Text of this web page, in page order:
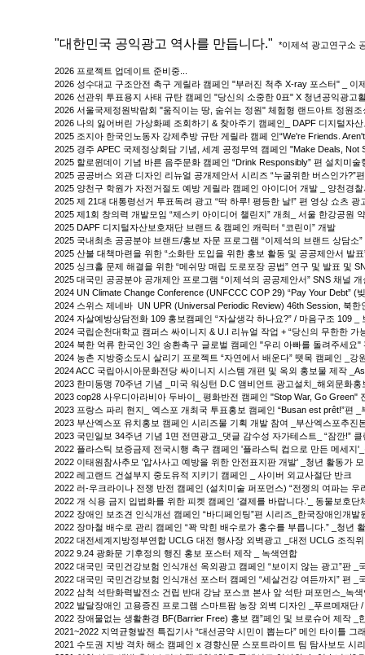
"대한민국 공익광고 역사를 만듭니다." *이제석 광고연구소
2026 프로젝트 업데이트 준비중...
2026 성수대교 구조안전 촉구 게릴라 캠페인 "부러진 척추 X-ray 포스터" _ 이
2026 선관위 투표용지 사태 규탄 캠페인 "당신의 소중한 0표" X 청년공익광고
2026 서울국제정원박람회 "움직이는 땅, 숨쉬는 정원" 체험형 랜드아트 정원
2026 나의 잃어버린 가상화폐 조회하기 & 찾아주기 캠페인_ DAPF 디지털자
2025 조지아 한국인노동자 강제추방 규탄 게릴라 캠페 인“We're Friends.
2025 경주 APEC 국제정상회담 기념, 세계 공정무역 캠페인 "Make Deals, Not
2025 할로윈데이 기념 바른 음주문화 캠페인 “Drink Responsibly” 편 설치미
2025 공공버스 외관 디자인 리뉴얼 공개제안서 시리즈 “누굴위한 버스인가?”
2025 양천구 학원가 자전거절도 예방 게릴라 캠페인 아이디어 개발 _ 양천경
2025 제 21대 대통령선거 투표독려 광고 “딱 하루! 평등한 날!” 편 영상 쇼츠
2025 제1회 창의력 개발모임 “제스키 아이디어 챌린지” 개최_ 서울 한강공원
2025 DAPF 디지털자산보호재단 브랜드 & 캠페인 캐릭터 “코린이” 개발
2025 국내최초 공공분야 브랜드/홍보 자문 프로그램 “이제석의 브랜드 상담소
2025 산불 대책마련을 위한 “소화탄 도입을 위한 홍보 활동 및 공공제안서 발
2025 싱크홀 문제 해결을 위한 “메쉬망 매립 도로포장 공법” 연구 및 발표 및
2025 대국민 공공분야 공개제안 프로그램 “이제석의 공공제안서” SNS 채널
2024 UN Climate Change Conference (UNFCCC COP 29) “Pay Your Debt”
2024 스위스 제네바 UN UPR (Universal Periodic Review) 46th Session, 북
2024 자살예방상담전화 109 홍보캠페인 “자살생각 하나요?” / 마음구조 109
2024 국립순천대학교 캠퍼스 싸이니지 & U.I 리뉴얼 작업 + “당신의 무한한 가
2024 북한 억류 한국인 3인 송환촉구 글로벌 캠페인 "우리 아빠를 돌려주세요"
2024 농촌 지방중소도시 살리기 프로젝트 “자연에서 배운다” 뗏목 캠페인 _강
2024 ACC 국립아시아문화전당 싸이니지 시스템 개편 및 옥외 홍보물 제작
2023 한미동맹 70주년 기념 _미국 워싱턴 D.C 앰비언트 광고설치_해외문화
2023 cop28 사우디아라비아 두바이_ 평화반전 캠페인 "Stop War, Go Green"
2023 프랑스 파리 현지_ 엑스포 개최국 투표홍보 캠페인 “Busan est prêt!”편 _
2023 부산엑스포 유치홍보 캠페인 시리즈물 기획 개발 참여 _부산엑스포추진
2023 국민일보 34주년 기념 1면 전면광고_댓글 감수성 자가테스트_ “잠깐!”
2022 플라스틱 보증금제 전국시행 촉구 캠페인 '플라스틱 컵으로 만든 메세지
2022 이태원참사추모 '압사사고 예방을 위한 안전표지판 개발' _청년 활동가
2022 레고랜드 건설부지 중도유적 지키기 캠페인 _ 사이버 외교사절단 반크
2022 러-우크라이나 전쟁 반전 캠페인 (설치미술 퍼포먼스) “전쟁의 여파는
2022 개 식용 금지 입법화를 위한 피켓 캠페인 ‘결제를 바랍니다.’_ 동물보호단
2022 장애인 보조견 인식개선 캠페인 “바디페인팅”편 시리즈_한국장애인개발
2022 장마철 배수로 관리 캠페인 “꽉 막힌 배수로가 홍수를 부릅니다.” _청년
2022 대전세계지방정부연합 UCLG 대전 행사장 외벽광고 _대전 UCLG 조직
2022 9.24 광화문 기후정의 행진 홍보 포스터 제작 _ 녹색연합
2022 대국민 국민건강보험 인식개선 옥외광고 캠페인 “보이지 않는 광고”판 _
2022 대국민 국민건강보험 인식개선 포스터 캠페인 “세살건강 여든까지” 편 _
2022 삼척 석탄화력발전소 건립 반대 강남 포스코 본사 앞 석탄 퍼포먼스_녹
2022 발달장애인 고용증진 프로그램 스마트팜 농장 외벽 디자인 _푸르메재단
2022 장애물없는 생활환경 BF(Barrier Free) 홍보 캠”페인 및 브로슈어 제작 _
2021~2022 지역균형발전 특집기사 “대선공약 시민이 뽑는다” 메인 타이틀 그
2021 수도권 지방 격차 해소 캠페인 x 경향신문 스포트라이트 팀 탐사보도 시